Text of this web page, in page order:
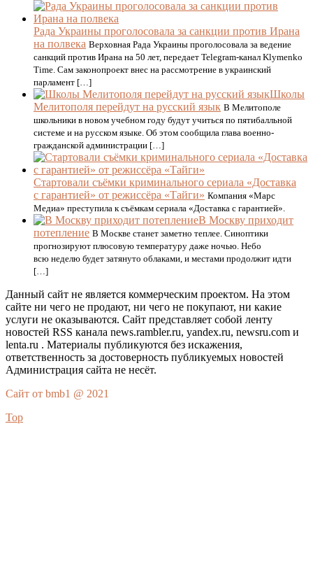
Рада Украины проголосовала за санкции против Ирана
на полвека Верховная Рада Украины проголосовала за ведение
санкций против Ирана на 50 лет, передает Telegram-канал Klymenko
Time. Сам законопроект внес на рассмотрение в украинский
парламент […]
Школы
Мелитополя перейдут на русский язык В Мелитополе
школьники в новом учебном году будут учиться по пятибалльной
системе и на русском языке. Об этом сообщила глава военно-
гражданской администрации […]
Стартовали съёмки криминального сериала «Доставка
с гарантией» от режиссёра «Тайги» Компания «Марс
Медиа» преступила к съёмкам сериала «Доставка с гарантией».
В Москву приходит
потепление В Москве станет заметно теплее. Синоптики
прогнозируют плюсовую температуру даже ночью. Небо
всю неделю будет затянуто облаками, и местами продолжит идти
[…]
Данный сайт не является коммерческим проектом. На этом
сайте ни чего не продают, ни чего не покупают, ни какие
услуги не оказываются. Сайт представляет собой ленту
новостей RSS канала news.rambler.ru, yandex.ru, newsru.com и
lenta.ru . Материалы публикуются без искажения,
ответственность за достоверность публикуемых новостей
Администрация сайта не несёт.
Сайт от bmb1 @ 2021
Top